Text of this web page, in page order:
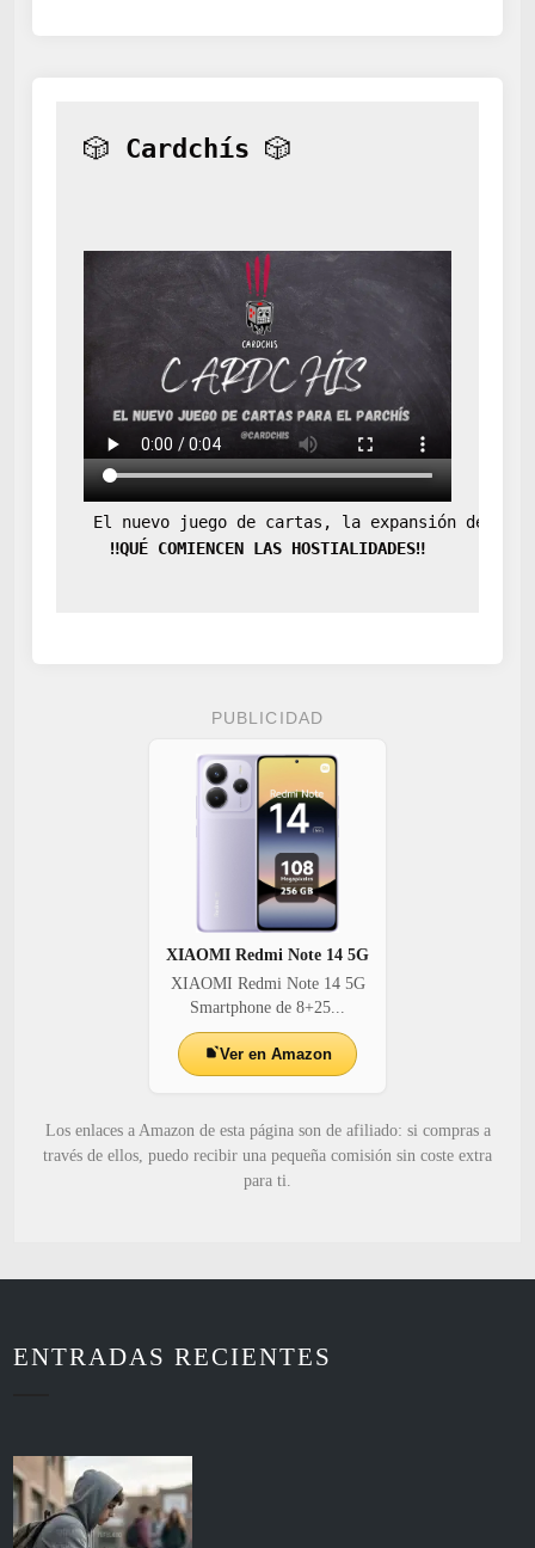
🎲 Cardchís 🎲
El nuevo juego de cartas, la expansión
‼️QUÉ COMIENCEN LAS HOSTIALIDADES‼️
PUBLICIDAD
XIAOMI Redmi Note 14 5G
XIAOMI Redmi Note 14 5G
Smartphone de 8+25...
Ver en Amazon
Los enlaces a Amazon de esta página son de afiliado: si compras a
través de ellos, puedo recibir una pequeña comisión sin coste extra
para ti.
ENTRADAS RECIENTES